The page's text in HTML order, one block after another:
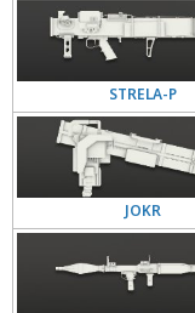
STRELA-P
JOKR